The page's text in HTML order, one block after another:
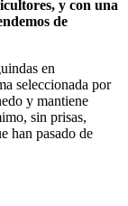
y con una
de
en
seleccionada por
y mantiene
sin prisas,
han pasado de